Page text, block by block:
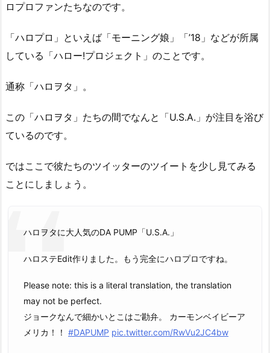
ロプロファンたちなのです。
「ハロプロ」といえば「モーニング娘」「’18」などが所属
している「ハロー!プロジェクト」のことです。
通称「ハロヲタ」。
この「ハロヲタ」たちの間でなんと「U.S.A.」が注目を浴び
ているのです。
ではここで彼たちのツイッターのツイートを少し見てみる
ことにしましょう。
ハロヲタに大人気のDA PUMP「U.S.A.」
ハロステEdit作りました。もう完全にハロプロですね。
Please note: this is a literal translation, the translation
may not be perfect.
ジョークなんで細かいとこはご勘弁。 カーモンベイビーア
メリカ！！ #DAPUMP pic.twitter.com/RwVu2JC4bw